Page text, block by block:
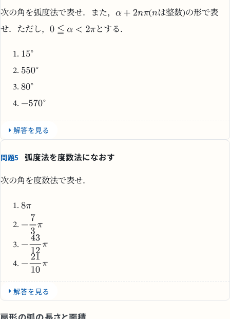
次の角を弧度法で表せ．また， (
は整数)の形で表
せ．ただし，
とする．
解答を見る
問題5 弧度法を度数法になおす
次の角を度数法で表せ．
解答を見る